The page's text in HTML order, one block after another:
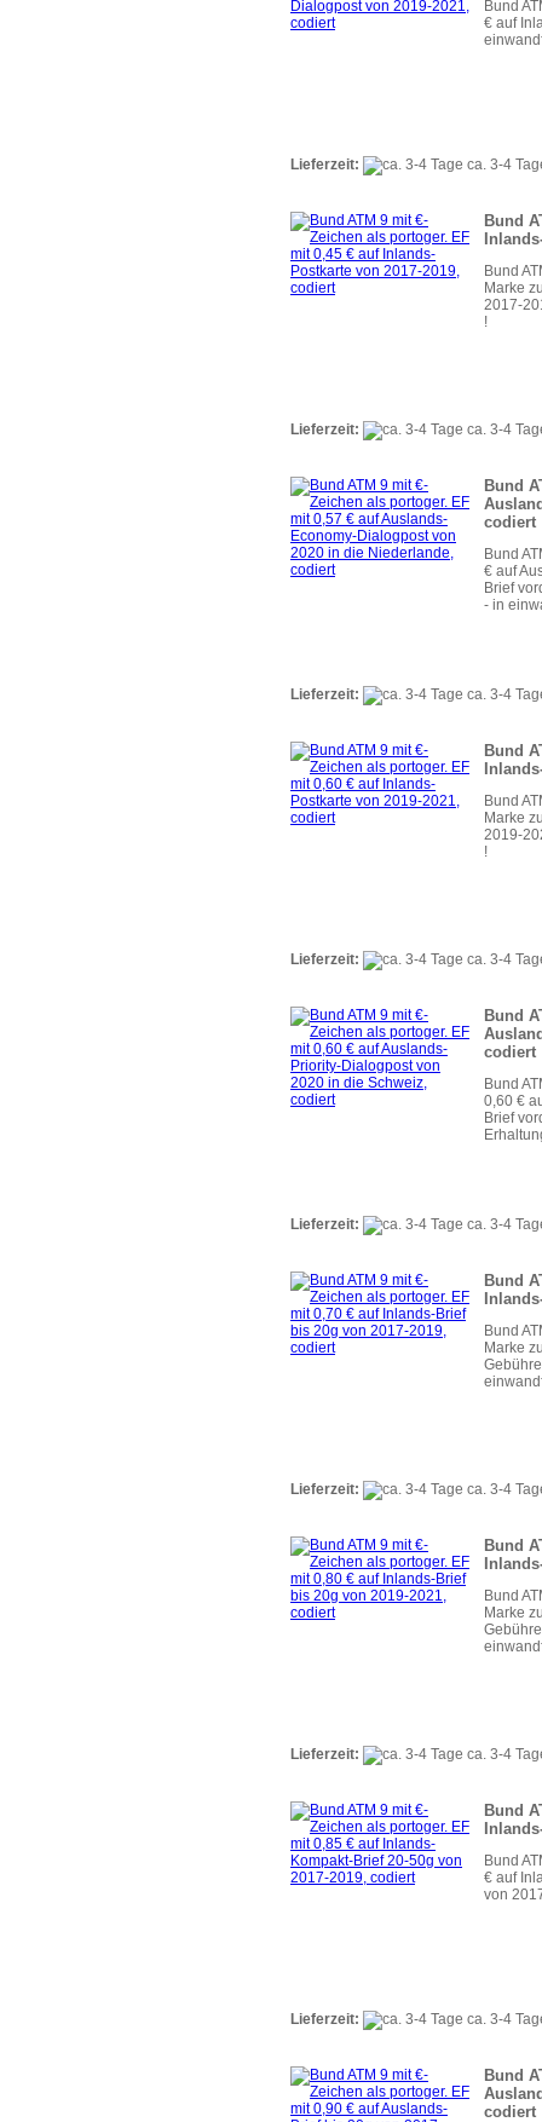
Bund
€ auf
Lieferzeit: ca. 3-4
Bund
Bund
Marke
2017-
!
Lieferzeit: ca. 3-4
Bund
codiert
Bund
€ auf
Brief
- in
Lieferzeit: ca. 3-4
Bund
Bund
Marke
2019-
!
Lieferzeit: ca. 3-4
Bund
codiert
Bund
0,60 €
Brief
Lieferzeit: ca. 3-4
Bund
Bund
Marke
Lieferzeit: ca. 3-4
Bund
Bund
Marke
Lieferzeit: ca. 3-4
Bund
Bund
€ auf
von
Lieferzeit: ca. 3-4
Bund
codiert